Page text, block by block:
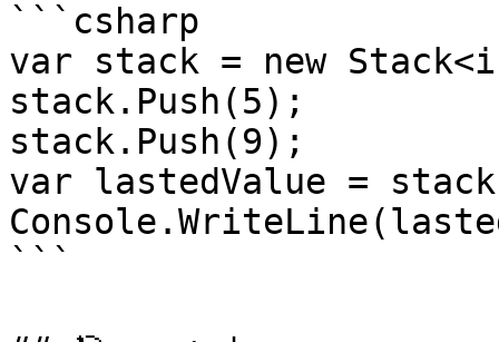
```csharp
var stack = new
stack.Push(5);
stack.Push(9);
var lastedValue =
```